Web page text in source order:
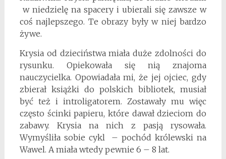
w niedzielę na spacery i ubierali się zawsze w
coś najlepszego. Te obrazy były w niej bardzo
żywe.
Krysia od dzieciństwa miała duże zdolności do
rysunku. Opiekowała się nią znajoma
nauczycielka. Opowiadała mi, że jej ojciec, gdy
zbierał książki do polskich bibliotek, musiał
być też i introligatorem. Zostawały mu więc
często ścinki papieru, które dawał dzieciom do
zabawy. Krysia na nich z pasją rysowała.
Wymyśliła sobie cykl – pochód królewski na
Wawel. A miała wtedy pewnie 6 – 8 lat.